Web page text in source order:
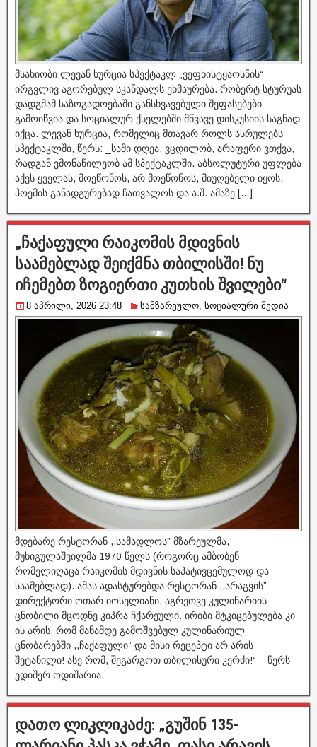
მსახიობი ლევან ხურცია სპექტაკლ „ვეფხისტყაოსნის“
ირგვლივ აგორებულ სკანდალს ეხმაურება. რობერტ სტურუას
დადგმამ საზოგადოებაში განსხვავებული შეფასებები
გამოიწვია და სოციალურ ქსელებში მწვავე დისკუსიის საგნად
იქცა. ლევან ხურცია, რომელიც მთავარ როლს ასრულებს
სპექტაკლში, წერს: _სამი დღეა, ვცდილობ, არაფერი ვთქვა,
რადგან ვმონაწილეობ ამ სპექტაკლში. აბსოლუტური უფლება
აქვს ყველას, მოეწონოს, არ მოეწონოს, მიუღებელი იყოს,
პოემის განადგურებად ჩათვალოს და ა.შ. ამაზე […]
„ჩაქაფული რაიკომის მდივნის
საამებლად შეიქმნა თბილისში! ნუ
იჩემებთ ზოგიერთი კუთხის შვილები“
8 აპრილი, 2026 23:48 სამზარეულო, სოციალური მედია
მდებარე რესტორან ,,სამადლოს” მზარეულმა,
მუხიგულაშვილმა 1970 წელს (როგორც ამბობენ
რომელიღაცა რაიკომის მდივნის საპატივცემულოდ და
საამებლად). ამას ადასტურებდა რესტორან ,,არაგვის”
დირექტორი ოთარ იოსელიანი, აგრეთვე კულინარიის
ცნობილი მცოდნე კიპრა ჩქარეული. ირიბი მტკიცებულება კი
ის არის, რომ მანამდე გამოშვებულ კულინარიულ
ცნობარებში ,,ჩაქაფული” და მისი რეცეპტი არ არის
შეტანილი! ასე რომ, შეგარგოთ თბილისური კერძი!“ – წერს
ედიშერ ოდიშარია.
დათო ლიკლიკაძე: „გუშინ 135-